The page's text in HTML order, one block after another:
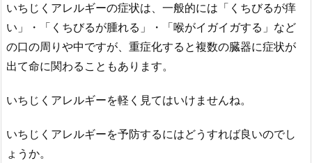
いちじくアレルギーの症状は、一般的には「くちびるが痒
い」・「くちびるが腫れる」・「喉がイガイガする」など
の口の周りや中ですが、重症化すると複数の臓器に症状が
出て命に関わることもあります。
いちじくアレルギーを軽く見てはいけませんね。
いちじくアレルギーを予防するにはどうすれば良いのでし
ょうか。